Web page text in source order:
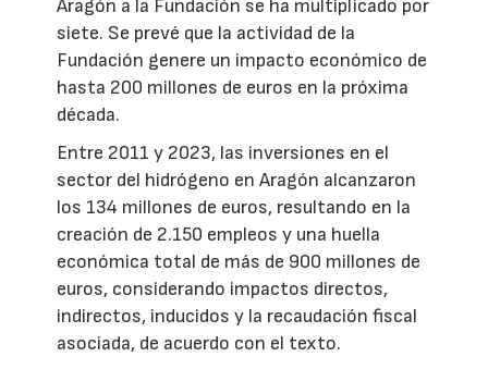
Aragón a la Fundación se ha multiplicado por
siete. Se prevé que la actividad de la
Fundación genere un impacto económico de
hasta 200 millones de euros en la próxima
década.
Entre 2011 y 2023, las inversiones en el
sector del hidrógeno en Aragón alcanzaron
los 134 millones de euros, resultando en la
creación de 2.150 empleos y una huella
económica total de más de 900 millones de
euros, considerando impactos directos,
indirectos, inducidos y la recaudación fiscal
asociada, de acuerdo con el texto.